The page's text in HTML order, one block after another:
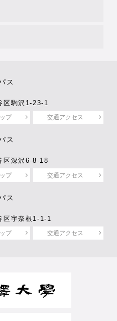
ス
区駒沢1-23-1
プ 交通アクセス
ス
区深沢6-8-18
プ 交通アクセス
ス
区宇奈根1-1-1
プ 交通アクセス